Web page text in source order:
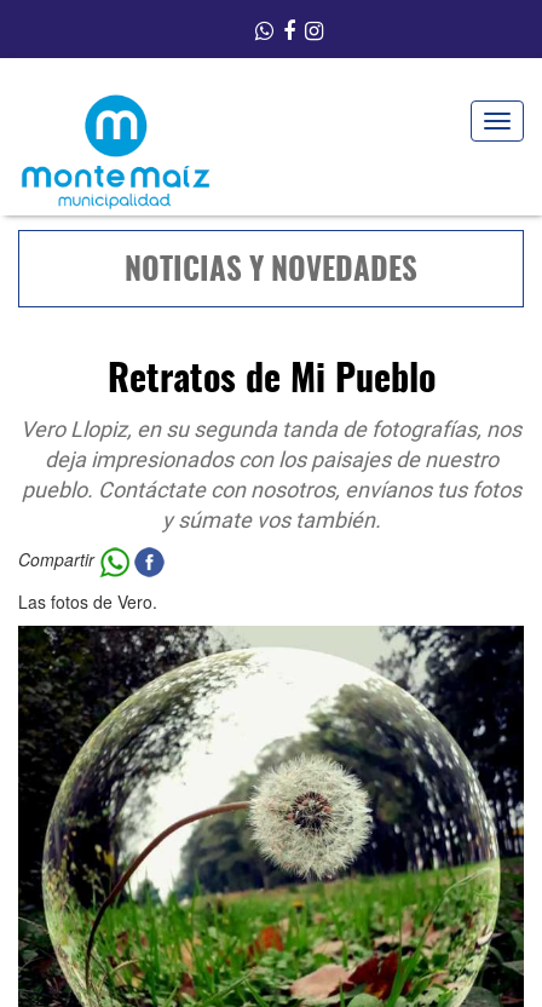
Toggle
NOTICIAS Y NOVEDADES
Retratos de Mi Pueblo
Vero Llopiz, en su segunda tanda de fotografías, nos
deja impresionados con los paisajes de nuestro
pueblo. Contáctate con nosotros, envíanos tus fotos
y súmate vos también.
Compartir
Las fotos de Vero.